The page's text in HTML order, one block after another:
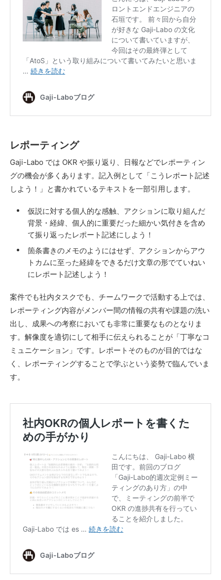
レポーティング
Gaji-Labo では OKR や振り返り、日報などでレポーティン
グの機会が多くあります。記入例として「こうレポート記述
しよう！」と書かれているテキストを一部引用します。
仮説に対する個人的な感触、アクションに取り組んだ
背景・経緯、個人的に重要だった細かい気付きを含め
て振り返ったレポート記述にしよう！
箇条書きのメモのようにはせず、アクションからアウ
トカムに至った経緯をできるだけ文章の形でていねい
にレポート記述しよう！
案件でも社内タスクでも、チームワークで活動する上では、
レポーティング内容がメンバー間の情報の共有や課題の洗い
出し、成果への考察においても非常に重要なものとなりま
す。解像度を適切にして相手に伝えられることが「丁寧なコ
ミュニケーション」です。レポートそのものが目的ではな
く、レポーティングすることで学ぶという姿勢で臨んでいま
す。